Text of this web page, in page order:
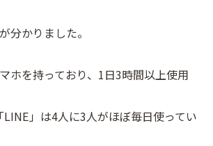
分かりました。
ホを持っており、1日3時間以上使用
」は4人に3人がほぼ毎日使ってい